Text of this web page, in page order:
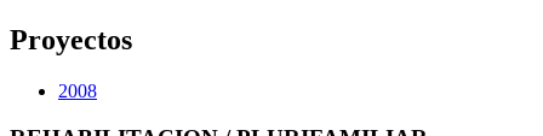
Proyectos
2008